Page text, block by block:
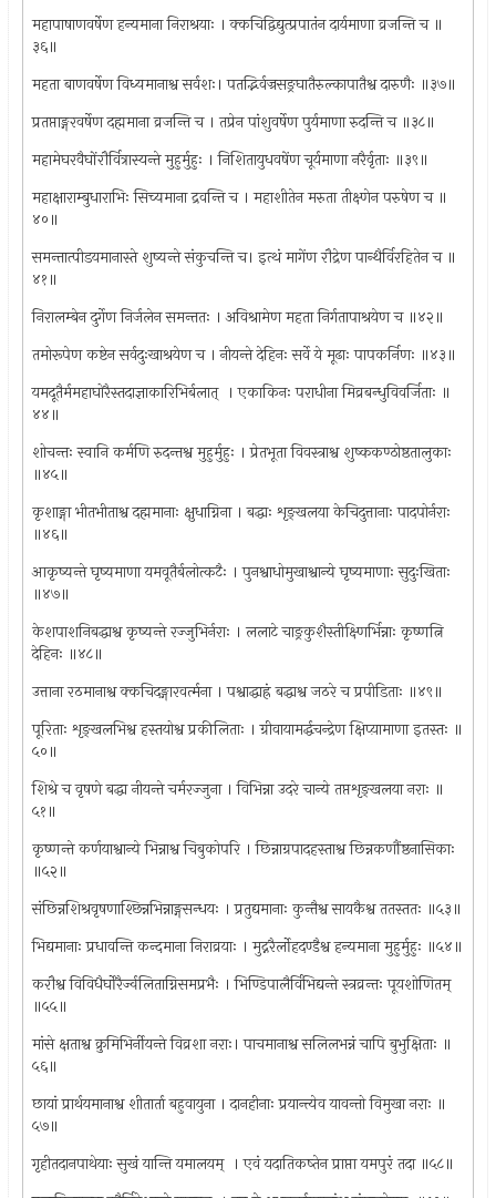
महापाषाणवर्षेण हन्यमाना निराश्रयाः । क्कचिद्विद्युत्प्रपातंन दार्यमाणा व्रजन्ति च ॥
३६॥
महता बाणवर्षेण विध्यमानाश्व सर्वशः। पतद्भिर्वज्रसङ्रघातैरुल्कापातैश्व दारुणैः ॥३७॥
प्रतप्ताङ्गरवर्षेण दह्ममाना व्रजन्ति च । तप्रेन पांशुवर्षेण पुर्यमाणा रुदन्ति च ॥३८॥
महामेघरवैघोंरौर्वित्रास्यन्ते मुहुर्मुहुः । निशितायुधवषेंण चूर्यमाणा नरैर्वृताः ॥३९॥
महाक्षाराम्बुधाराभिः सिच्यमाना द्रवन्ति च । महाशीतेन मरुता तीक्ष्णेन परुषेण च ॥
४०॥
समन्तात्पीडयमानास्ते शुष्यन्ते संकुचन्ति च। इत्थं मागेंण रौद्रेण पान्थैर्विरहितेन च ॥
४१॥
निरालम्बेन दुर्गेण निर्जलेन समन्ततः । अविश्रामेण महता निर्गतापाश्रयेण च ॥४२॥
तमोरूपेण कष्टेन सर्वदुःखाश्रयेण च । नीयन्ते देहिनः सर्वे ये मूढाः पापकर्निणः ॥४३॥
यमदूतैर्ममहाघोरैस्तदाज्ञाकारिभिर्बलात् ‍ । एकाकिनः पराधीना मिव्रबन्धुविवर्जिताः ॥
४४॥
शोचन्तः स्वानि कर्मणि रुदन्तश्व मुहुर्मुहुः । प्रेतभूता विवस्त्राश्व शुष्ककण्ठोष्ठतालुकाः
॥४५॥
कृशाङ्गा भीतभीताश्व दह्ममानाः क्षुधाग्निना । बद्धाः शृङ्खलया केचिदुत्तानाः पादपोर्नराः
॥४६॥
आकृष्यन्ते घृष्यमाणा यमवूतैर्बलोत्कटैः । पुनश्वाधोमुखाश्वान्ये घृष्यमाणाः सुदुःखिताः
॥४७॥
केशपाशनिबद्धाश्व कृष्यन्ते रज्जुभिर्नराः । ललाटे चाङ्रकुशैस्तीक्ष्णिर्भिन्नाः कृष्णत्नि
देहिनः ॥४८॥
उत्ताना रठमानाश्व क्कचिदङ्गारवर्त्मना । पश्वाद्धाह्रं बद्धाश्व जठरे च प्रपीडिताः ॥४९॥
पूरिताः शृङ्खलभिश्व हस्तयोश्व प्रकीलिताः । ग्रीवायामर्द्धचन्द्रेण क्षिप्य़ामाणा इतस्तः ॥
५०॥
शिश्रे च वृषणे बद्धा नीयन्ते चर्मरज्जुना । विभिन्ना उदरे चान्ये तप्तशृङ्खलया नराः ॥
५१॥
कृष्णन्ते कर्णयाश्वान्ये भिन्नाश्व चिबुकोपरि । छिन्नाग्रपादहस्ताश्व छिन्नकणौंष्ठनासिकाः
॥५२॥
संछिन्नशिश्रवृषणाश्छिन्नभिन्नाङ्गसन्धयः । प्रतुद्यमानाः कुन्तैश्व सायकैश्व ततस्ततः ॥५३॥
भिद्यमानाः प्रधावन्ति कन्दमाना निराव्रयाः । मुद्नरैर्लोहदण्डैश्व हन्यमाना मुहुर्मुहुः ॥५४॥
करौश्व विविधैर्घोरैर्ज्वलिताग्निसमप्रभैः । भिण्डिपालैर्विभिद्यन्ते स्त्रव्रन्तः पूयशोणितम् ‍
॥५५॥
मांसे क्षताश्व क्रुमिभिर्नीयन्ते विव्रशा नराः। पाचमानाश्व सलिलभन्नं चापि बुभुक्षिताः ॥
५६॥
छायां प्रार्थयमानाश्व शीतार्ता बहुवायुना । दानहीनाः प्रयान्त्येव यावन्तो विमुखा नराः ॥
५७॥
गृहीतदानपाथेयाः सुखं यान्ति यमालयम् ‍ । एवं यदातिकष्तेन प्राप्ता यमपुरं तदा ॥५८॥